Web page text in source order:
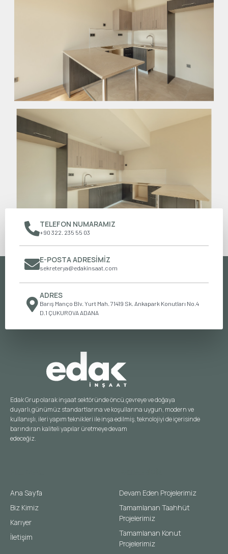
TELEFON NUMARAMIZ
+90 322. 235 55 03
E-POSTA ADRESIMIZ
sekreterya@edakinsaat.com
ADRES
Barış Manço Blv. Yurt Mah. 71419 Sk. Ankapark Konutları No.4
D.1 ÇUKUROVA ADANA
Edak Grup olarak inşaat sektöründe öncü,çevreye ve doğaya
duyarlı,günümüz standartlarına ve koşullarına uygun, modern ve
kullanışlı, ileri yapım teknikleri ile inşa edilmiş, teknolojiyi de içerisinde
barındıran kaliteli yapılar üretmeye devam
edeceğiz.
Ana Sayfa
Biz Kimiz
Karıyer
İletişim
Devam Eden Projelerimiz
Tamamlanan Taahhüt
Projelerimiz
Tamamlanan Konut
Projelerimiz